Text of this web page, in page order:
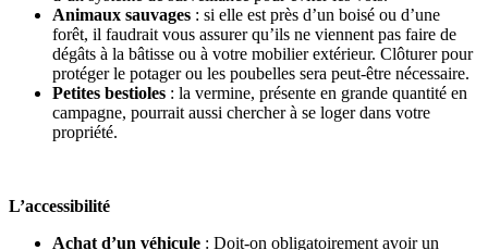
Animaux sauvages : si elle est près d’un boisé ou d’une
forêt, il faudrait vous assurer qu’ils ne viennent pas faire de
dégâts à la bâtisse ou à votre mobilier extérieur. Clôturer pour
protéger le potager ou les poubelles sera peut-être nécessaire.
Petites bestioles : la vermine, présente en grande quantité en
campagne, pourrait aussi chercher à se loger dans votre
propriété.
L’accessibilité
Achat d’un véhicule : Doit-on obligatoirement avoir un